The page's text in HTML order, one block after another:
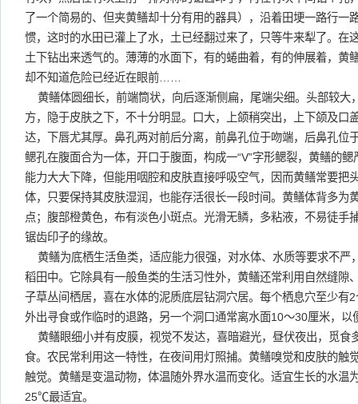
了一个简易的、但夹黄鳝却十分有用的器具），沿着田埂一路行一
惯，这时的水田已灌上了水，土已经翻过来了，只等牛来犁了。在
土下钻出来透气的。薄薄的水面下，有的蜷曲着，有的伸展着，黄
却不知道危险已经近在眼前……
黄鳝体圆细长，前端筒状，向后逐渐侧扁，尾端尖细。头部较大
方，隐于皮肤之下，不十分明显。口大，上颌稍突出，上下颌及口
达，下唇尤其厚。鼻孔两对前后分离，前鼻孔位于吻端，后鼻孔位
鳃孔在腹面合为一体，开口于腹面，构成一“V”字形鳃裂，黄鳝的
能力大大下降，但能用咽腔和皮肤直接呼吸空气，因而黄鳝常要把
体，只要保持其皮肤湿润，也能存活很长一段时间。黄鳝体背多为
点；腹部橙黄色，布有淡色小斑点。光滑无鳞，多粘液，不易徒手
锯齿印子的缘故。
黄鳝为底栖生活鱼类，适应能力很强，对水体、水质等要求不严
稻田中。它除具有一般鱼类的生活习性外，黄鳝还常利用自然缝隙
子草丛间栖居，喜在水体的泥质底层钻洞穴居。每个栖息穴至少有
外出寻食或作临时的退路，另一个洞口通常离水面10～30厘米，以
黄鳝眼细小并有皮膜，视觉不发达，喜暗避光，昼伏夜出，觅食
食。农民常利用这一特性，在夜间用灯照捕。黄鳝嗅觉和皮肤的触
触觉。黄鳝是变温动物，体温随外界水温而变化。适宜生长的水
25℃最适宜。